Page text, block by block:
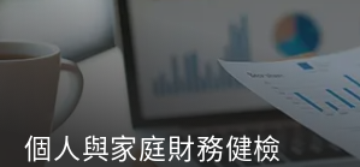
個人與家庭財務健檢